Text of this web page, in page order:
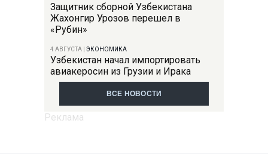
Защитник сборной Узбекистана
Жахонгир Урозов перешел в
«Рубин»
4 АВГУСТА ЭКОНОМИКА
Узбекистан начал импортировать
авиакеросин из Грузии и Ирака
ВСЕ НОВОСТИ